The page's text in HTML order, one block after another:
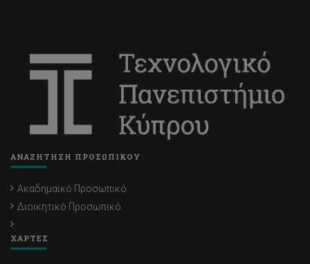
ΑΝΑΖΗΤΗΣΗ ΠΡΟΣΩΠΙΚΟΥ
Ακαδημαϊκό Προσωπικό
Διοικητικό Προσωπικό
ΧΑΡΤΕΣ